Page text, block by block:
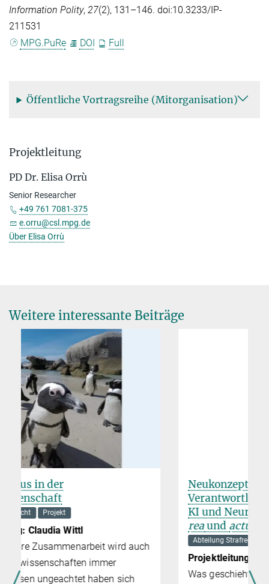
Information Polity, 27(2), 131–146. doi:10.3233/IP-
211531
MPG.PuRe
DOI Full
Öffentliche Vortragsreihe (Mitorganisation)
Projektleitung
PD Dr. Elisa Orrù
Senior Researcher
+49 761 7081-375
e.orru@csl.mpg.de
Über Elisa Orrù
Weitere interessante Beiträge
Neukonzeption der strafrechtlichen
Verant­wort­lich­keit: der Einfluss von
KI und Neuro­techno­logien aufmens
reaundactus reus
Abteilung Strafrecht
Projektleitung: Qin (Sky) Ma
Was geschieht mit der strafrechtlichen